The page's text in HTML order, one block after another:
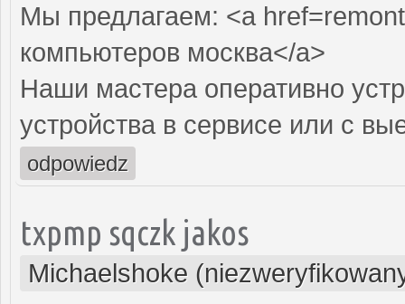
Мы предлагаем: <a
компьютеров москва</a>
Наши мастера оперативно
устройства в сервисе или с
odpowiedz
txpmp sqczk jakos
Michaelshoke